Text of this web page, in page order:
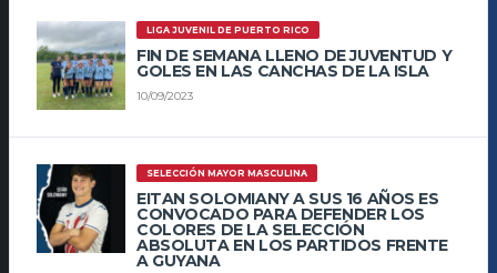
LIGA JUVENIL DE PUERTO RICO
FIN DE SEMANA LLENO DE JUVENTUD Y
GOLES EN LAS CANCHAS DE LA ISLA
10/09/2023
SELECCIÓN MAYOR MASCULINA
EITAN SOLOMIANY A SUS 16 AÑOS ES
CONVOCADO PARA DEFENDER LOS
COLORES DE LA SELECCIÓN
ABSOLUTA EN LOS PARTIDOS FRENTE
A GUYANA